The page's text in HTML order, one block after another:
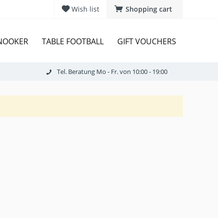
Shopping cart
Wish list
TABLE FOOTBALL GIFT VOUCHERS
Tel. Beratung Mo - Fr. von 10:00 - 19:00